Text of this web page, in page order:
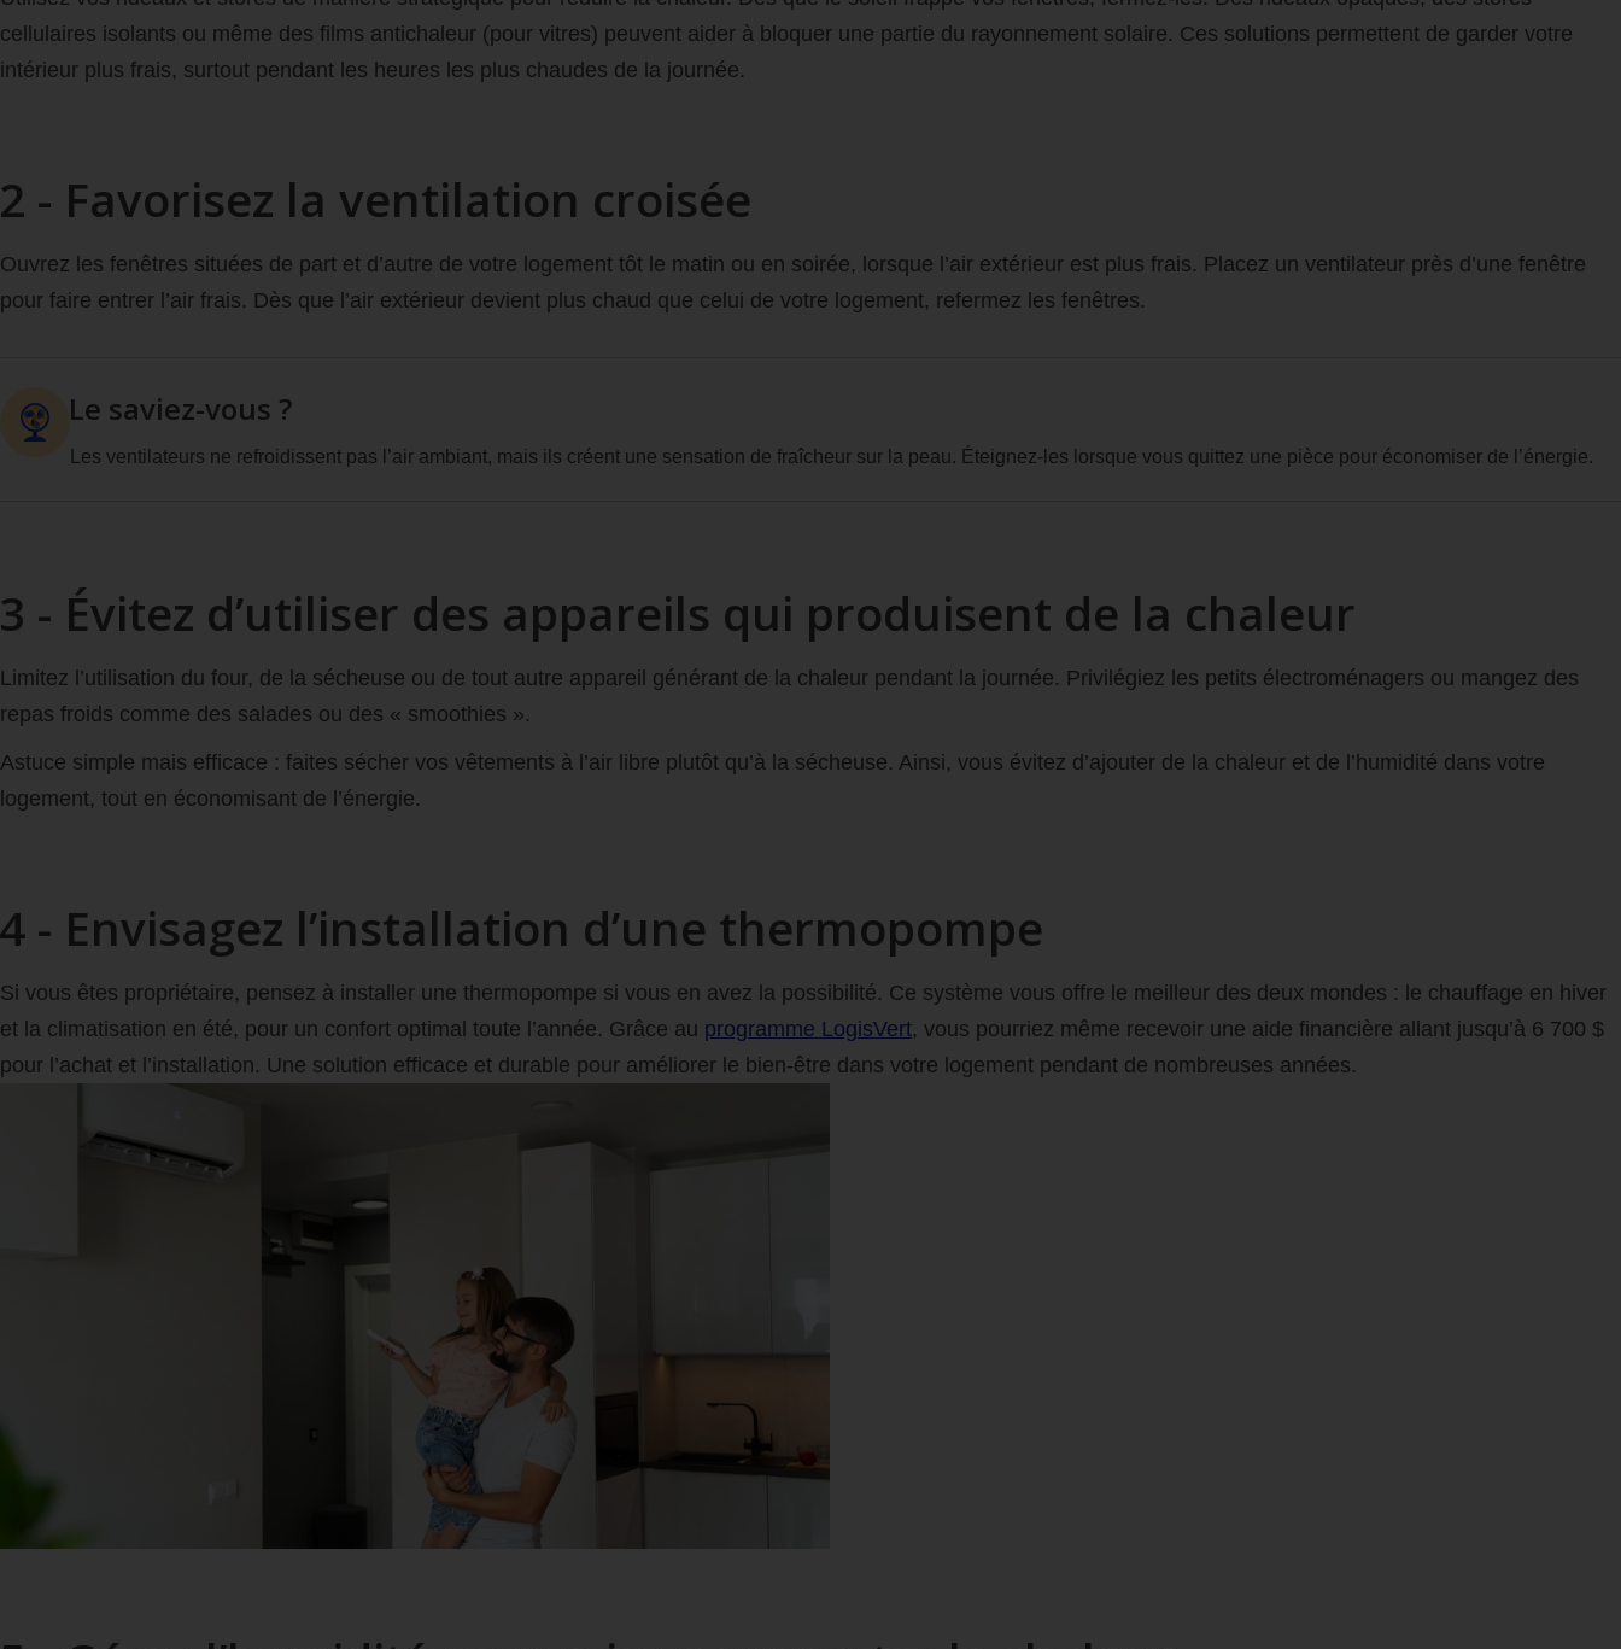
cellulaires isolants ou même des films antichaleur (pour vitres) peuvent aider à bloquer une partie du rayonnement solaire. Ces solutions permettent de garder votre
intérieur plus frais, surtout pendant les heures les plus chaudes de la journée.
2 - Favorisez la ventilation croisée
Ouvrez les fenêtres situées de part et d’autre de votre logement tôt le matin ou en soirée, lorsque l’air extérieur est plus frais. Placez un ventilateur près d’une fenêtre
pour faire entrer l’air frais. Dès que l’air extérieur devient plus chaud que celui de votre logement, refermez les fenêtres.
Le saviez-vous ?
Les ventilateurs ne refroidissent pas l’air ambiant, mais ils créent une sensation de fraîcheur sur la peau. Éteignez-les lorsque vous quittez une pièce pour économiser de l’énergie.
3 - Évitez d’utiliser des appareils qui produisent de la chaleur
Limitez l’utilisation du four, de la sécheuse ou de tout autre appareil générant de la chaleur pendant la journée. Privilégiez les petits électroménagers ou mangez des
repas froids comme des salades ou des « smoothies ».
Astuce simple mais efficace : faites sécher vos vêtements à l’air libre plutôt qu’à la sécheuse. Ainsi, vous évitez d’ajouter de la chaleur et de l’humidité dans votre
logement, tout en économisant de l’énergie.
4 - Envisagez l’installation d’une thermopompe
Si vous êtes propriétaire, pensez à installer une thermopompe si vous en avez la possibilité. Ce système vous offre le meilleur des deux mondes : le chauffage en hiver
et la climatisation en été, pour un confort optimal toute l’année. Grâce au programme LogisVert, vous pourriez même recevoir une aide financière allant jusqu’à 6 700 $
pour l’achat et l’installation. Une solution efficace et durable pour améliorer le bien-être dans votre logement pendant de nombreuses années.